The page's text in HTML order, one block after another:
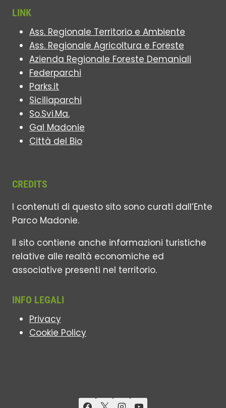
LINK
Ass. Regionale Territorio e Ambiente
Ass. Regionale Agricoltura e Foreste
Azienda Regionale Foreste Demaniali
Federparchi
Parks.it
Siciliaparchi
So.Svi.Ma.
Gal Madonie
Città del Bio
CREDITS
I contenuti di questo sito sono curati dall’Ente
Parco Madonie.
Il sito contiene anche informazioni turistiche
relative alle realtà economiche ed
associative presenti nel territorio.
INFO LEGALI
Privacy
Cookie Policy